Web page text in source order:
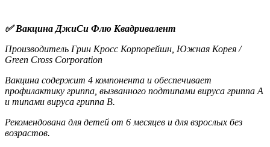
✅ Вакцина ДжиСи Флю Квадривалент
Производитель Грин Кросс Корпорейшн, Южная Корея /
Green Cross Corporation
Вакцина содержит 4 компонента и обеспечивает
профилактику гриппа, вызванного подтипами вируса гриппа А
и типами вируса гриппа В.
Рекомендована для детей от 6 месяцев и для взрослых без
возрастов.